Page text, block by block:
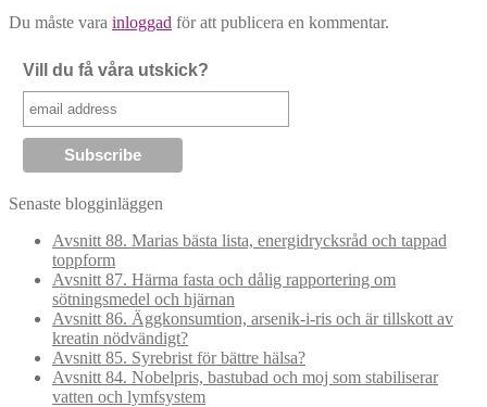
Du måste vara inloggad för att publicera en kommentar.
Vill du få våra utskick?
Senaste blogginläggen
Avsnitt 88. Marias bästa lista, energidrycksråd och tappad
toppform
Avsnitt 87. Härma fasta och dålig rapportering om
sötningsmedel och hjärnan
Avsnitt 86. Äggkonsumtion, arsenik-i-ris och är tillskott av
kreatin nödvändigt?
Avsnitt 85. Syrebrist för bättre hälsa?
Avsnitt 84. Nobelpris, bastubad och moj som stabiliserar
vatten och lymfsystem